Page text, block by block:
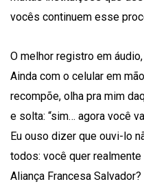
vocês continuem esse
O melhor registro em
Ainda com o celular em
recompõe, olha pra mim
e solta: “sim… agora você
Eu ouso dizer que ouvi-lo
todos: você quer
Aliança Francesa